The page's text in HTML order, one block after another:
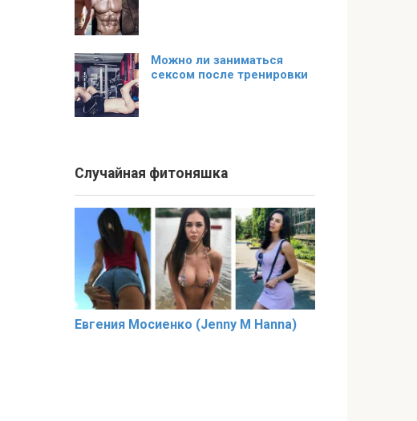
Можно ли заниматься
сексом после тренировки
Случайная фитоняшка
Евгения Мосиенко (Jenny M Hanna)